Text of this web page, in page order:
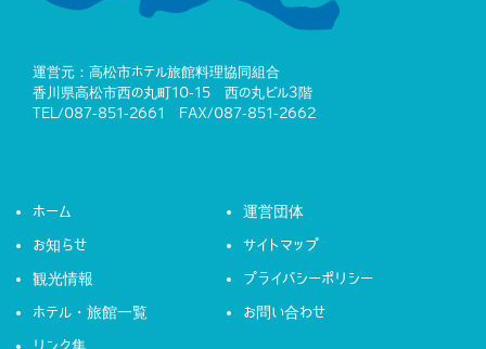
運営元：高松市ホテル旅館料理協同組合
香川県高松市西の丸町10-15 西の丸ビル3階
TEL/087-851-2661 FAX/087-851-2662
ホーム
お知らせ
観光情報
ホテル・旅館一覧
運営団体
サイトマップ
プライバシーポリシー
お問い合わせ